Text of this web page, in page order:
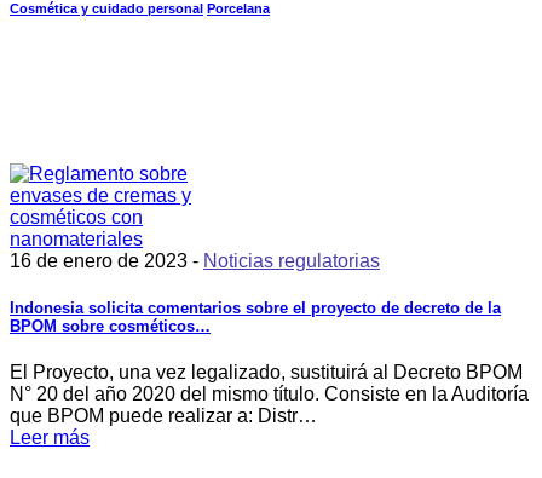
Cosmética y cuidado personal Porcelana
16 de enero de 2023 - Noticias regulatorias
Indonesia solicita comentarios sobre el proyecto de decreto de la
BPOM sobre cosméticos…
El Proyecto, una vez legalizado, sustituirá al Decreto BPOM
N° 20 del año 2020 del mismo título. Consiste en la Auditoría
que BPOM puede realizar a: Distr…
Leer más